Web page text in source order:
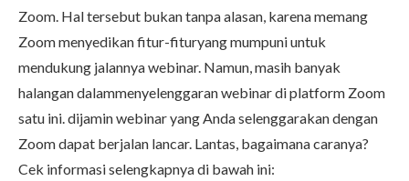
Zoom. Hal tersebut bukan tanpa alasan, karena memang
Zoom menyedikan fitur-fituryang mumpuni untuk
mendukung jalannya webinar. Namun, masih banyak
halangan dalammenyelenggaran webinar di platform Zoom
satu ini. dijamin webinar yang Anda selenggarakan dengan
Zoom dapat berjalan lancar. Lantas, bagaimana caranya?
Cek informasi selengkapnya di bawah ini: